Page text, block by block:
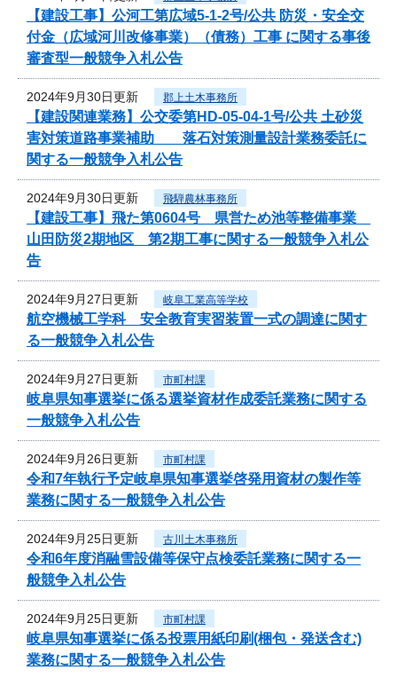
【建設工事】公河工第広域5-1-2号/公共 防災・安全交
付金（広域河川改修事業）（債務）工事 に関する事後
審査型一般競争入札公告
2024年9月30日更新 郡上土木事務所
【建設関連業務】公交委第HD-05-04-1号/公共 土砂災
害対策道路事業補助 落石対策測量設計業務委託に
関する一般競争入札公告
2024年9月30日更新 飛騨農林事務所
【建設工事】飛た第0604号 県営ため池等整備事業
山田防災2期地区 第2期工事に関する一般競争入札公
告
2024年9月27日更新 岐阜工業高等学校
航空機械工学科 安全教育実習装置一式の調達に関す
る一般競争入札公告
2024年9月27日更新 市町村課
岐阜県知事選挙に係る選挙資材作成委託業務に関する
一般競争入札公告
2024年9月26日更新 市町村課
令和7年執行予定岐阜県知事選挙啓発用資材の製作等
業務に関する一般競争入札公告
2024年9月25日更新 古川土木事務所
令和6年度消融雪設備等保守点検委託業務に関する一
般競争入札公告
2024年9月25日更新 市町村課
岐阜県知事選挙に係る投票用紙印刷(梱包・発送含む)
業務に関する一般競争入札公告